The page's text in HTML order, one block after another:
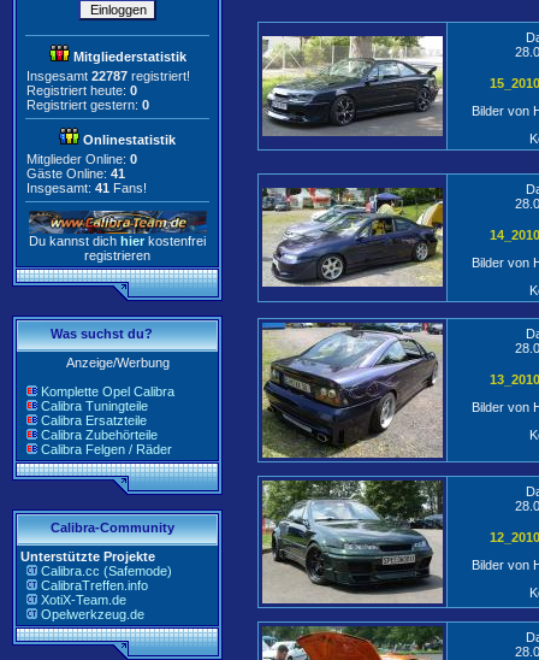
Mitgliederstatistik
Insgesamt 22787 registriert!
Registriert heute: 0
Registriert gestern: 0
Onlinestatistik
Mitglieder Online: 0
Gäste Online: 41
Insgesamt: 41 Fans!
Du kannst dich hier kostenfrei
registrieren
Was suchst du?
Anzeige/Werbung
Komplette Opel Calibra
Calibra Tuningteile
Calibra Ersatzteile
Calibra Zubehörteile
Calibra Felgen / Räder
Calibra-Community
Unterstützte Projekte
Calibra.cc (Safemode)
CalibraTreffen.info
XotiX-Team.de
Opelwerkzeug.de
Bilder von
Bilder von
Bilder von
Bilder von